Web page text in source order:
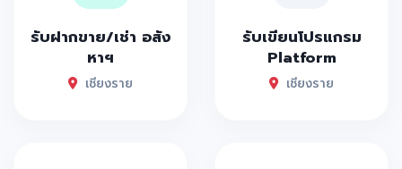
รับฝากขาย/เช่า อสัง
หาฯ
เชียงราย
รับเขียนโปรแกรม
Platform
เชียงราย